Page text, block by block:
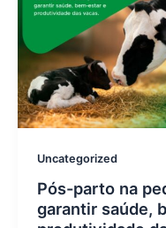
Uncategorized
Pós-parto na
garantir saúde,